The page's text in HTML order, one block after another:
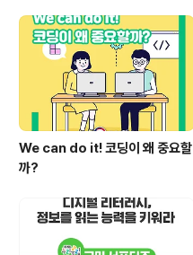
We can do it! 코딩이 왜 중요할
까?